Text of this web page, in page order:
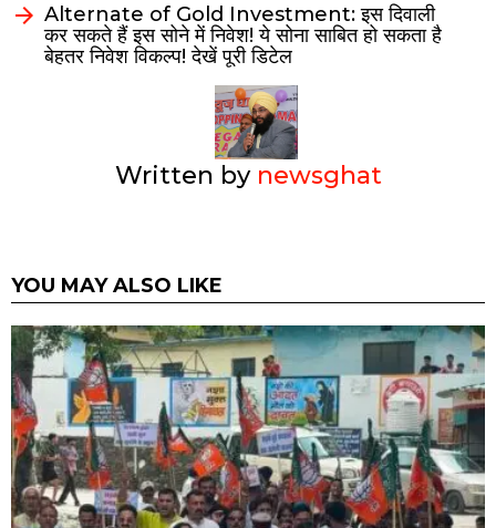
Alternate of Gold Investment: इस दिवाली
कर सकते हैं इस सोने में निवेश! ये सोना साबित हो सकता है
बेहतर निवेश विकल्प! देखें पूरी डिटेल
Written by newsghat
YOU MAY ALSO LIKE